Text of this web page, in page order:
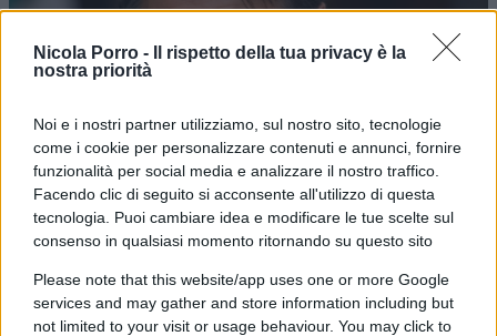
Nicola Porro -
Il rispetto della tua privacy è la
nostra priorità
Noi e i nostri partner utilizziamo, sul nostro sito, tecnologie
come i cookie per personalizzare contenuti e annunci, fornire
funzionalità per social media e analizzare il nostro traffico.
Facendo clic di seguito si acconsente all'utilizzo di questa
tecnologia. Puoi cambiare idea e modificare le tue scelte sul
consenso in qualsiasi momento ritornando su questo sito
Please note that this website/app uses one or more Google
services and may gather and store information including but
not limited to your visit or usage behaviour. You may click to